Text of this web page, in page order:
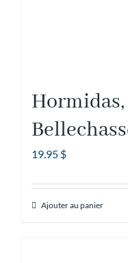
19.95 $
Ajouter au panier